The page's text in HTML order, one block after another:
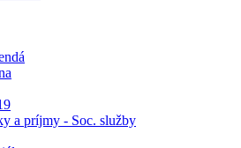
a príjmy - Soc. služby